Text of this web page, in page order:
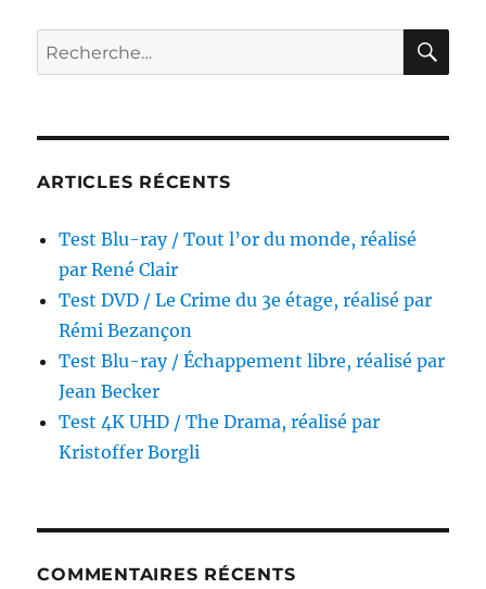
Les
Envahisseurs
de
Cameron
Recherche
pour :
ARTICLES RÉCENTS
Test Blu-ray / Tout l’or du monde, réalisé
par René Clair
Test DVD / Le Crime du 3e étage, réalisé par
Rémi Bezançon
Test Blu-ray / Échappement libre, réalisé par
Jean Becker
Test 4K UHD / The Drama, réalisé par
Kristoffer Borgli
COMMENTAIRES RÉCENTS